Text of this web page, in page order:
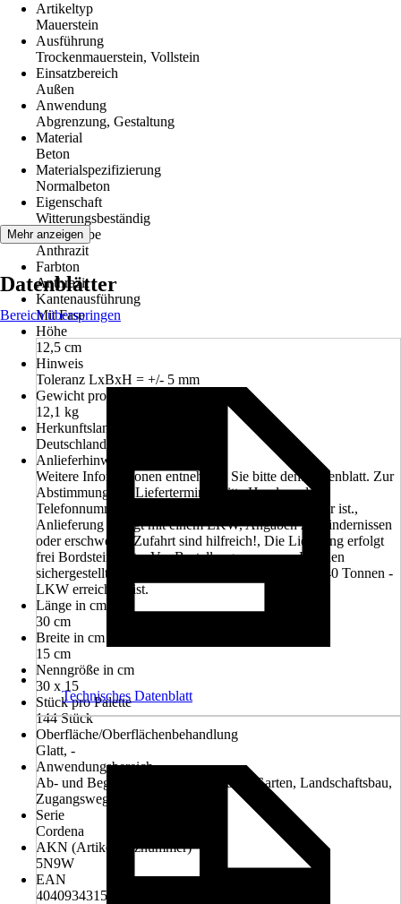
Artikeltyp
Mauerstein
Ausführung
Trockenmauerstein, Vollstein
Einsatzbereich
Außen
Anwendung
Abgrenzung, Gestaltung
Material
Beton
Materialspezifizierung
Normalbeton
Eigenschaft
Witterungsbeständig
Grundfarbe
Anthrazit
Farbton
Anthrazit
Kantenausführung
Mit Fase
Höhe
12,5 cm
Hinweis
Toleranz LxBxH = +/- 5 mm
Gewicht pro Stück
12,1 kg
Herkunftsland
Deutschland
Anlieferhinweis
Weitere Informationen entnehmen Sie bitte dem Datenblatt. Zur
Abstimmung des Liefertermines bitte Handy- oder
Telefonnummer angeben, welche tagsüber erreichbar ist.,
Anlieferung erfolgt mit einem LKW, Angaben zu Hindernissen
oder erschwerter Zufahrt sind hilfreich!, Die Lieferung erfolgt
frei Bordsteinkante, Vor Bestellung muss vom Kunden
sichergestellt sein, dass die Entladestelle mit einem 40 Tonnen -
LKW erreichbar ist.
Länge in cm
30 cm
Breite in cm
15 cm
Nenngröße in cm
30 x 15
Stück pro Palette
144 Stück
Oberfläche/Oberflächenbehandlung
Glatt, -
Anwendungsbereich
Ab- und Begrenzung und Einfassung, Garten, Landschaftsbau,
Zugangsweg/Eingangsweg
Serie
Cordena
AKN (Artikelkurznummer)
5N9W
EAN
4040934315241
Mehr anzeigen
Datenblätter
Bereich überspringen
Technisches Datenblatt